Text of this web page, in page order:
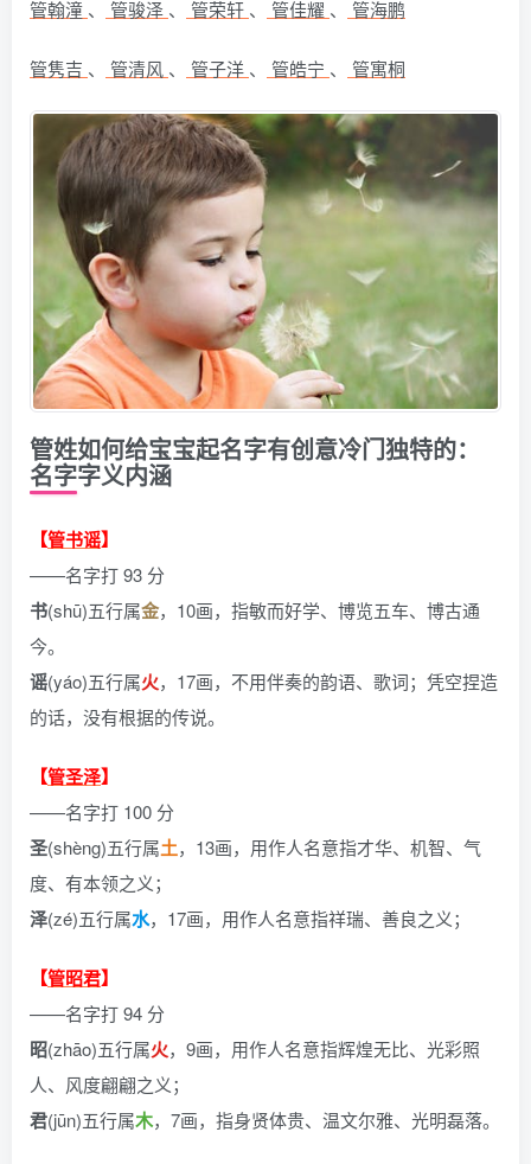
管翰潼 、 管骏泽 、 管荣轩 、 管佳耀 、 管海鹏
管隽吉 、 管清风 、 管子洋 、 管皓宁 、 管寓桐
管姓如何给宝宝起名字有创意冷门独特的：
名字字义内涵
【管书谣】
——名字打 93 分
书(shū)五行属金，10画，指敏而好学、博览五车、博古通
今。
谣(yáo)五行属火，17画，不用伴奏的韵语、歌词；凭空捏造
的话，没有根据的传说。
【管圣泽】
——名字打 100 分
圣(shèng)五行属土，13画，用作人名意指才华、机智、气
度、有本领之义；
泽(zé)五行属水，17画，用作人名意指祥瑞、善良之义；
【管昭君】
——名字打 94 分
昭(zhāo)五行属火，9画，用作人名意指辉煌无比、光彩照
人、风度翩翩之义；
君(jūn)五行属木，7画，指身贤体贵、温文尔雅、光明磊落。